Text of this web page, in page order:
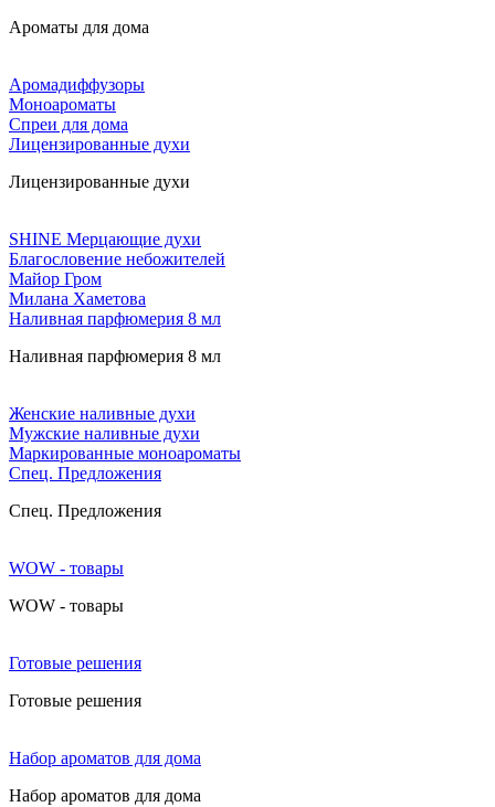
Ароматы для дома
Аромадиффузоры
Моноароматы
Спреи для дома
Лицензированные духи
Лицензированные духи
SHINE Мерцающие духи
Благословение небожителей
Майор Гром
Милана Хаметова
Наливная парфюмерия 8 мл
Наливная парфюмерия 8 мл
Женские наливные духи
Мужские наливные духи
Маркированные моноароматы
Cпец. Предложения
Cпец. Предложения
WOW - товары
WOW - товары
Готовые решения
Готовые решения
Набор ароматов для дома
Набор ароматов для дома